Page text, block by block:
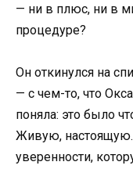
— ни в плюс, ни в
процедуре?
Он откинулся на
— с чем-то, что
поняла: это было
Живую, настоящую.
уверенности,